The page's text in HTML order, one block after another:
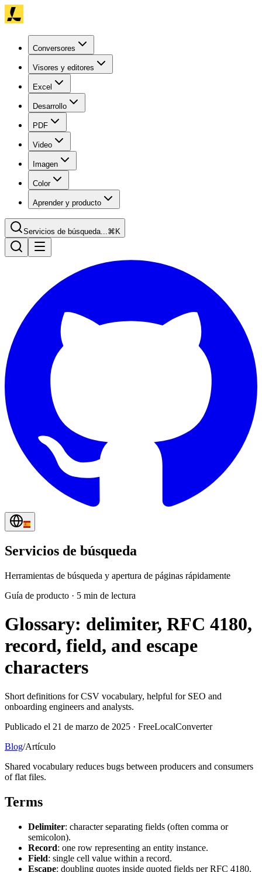
Conversores
Visores y editores
Excel
Desarrollo
PDF
Video
Imagen
Color
Aprender y producto
Servicios de búsqueda...⌘K
Servicios de búsqueda
Herramientas de búsqueda y apertura de páginas rápidamente
Guía de producto · 5 min de lectura
Glossary: delimiter, RFC 4180,
record, field, and escape
characters
Short definitions for CSV vocabulary, helpful for SEO and
onboarding engineers and analysts.
Publicado el 21 de marzo de 2025 · FreeLocalConverter
Blog/Artículo
Shared vocabulary reduces bugs between producers and consumers
of flat files.
Terms
Delimiter: character separating fields (often comma or
semicolon).
Record: one row representing an entity instance.
Field: single cell value within a record.
Escape: doubling quotes inside quoted fields per RFC 4180.